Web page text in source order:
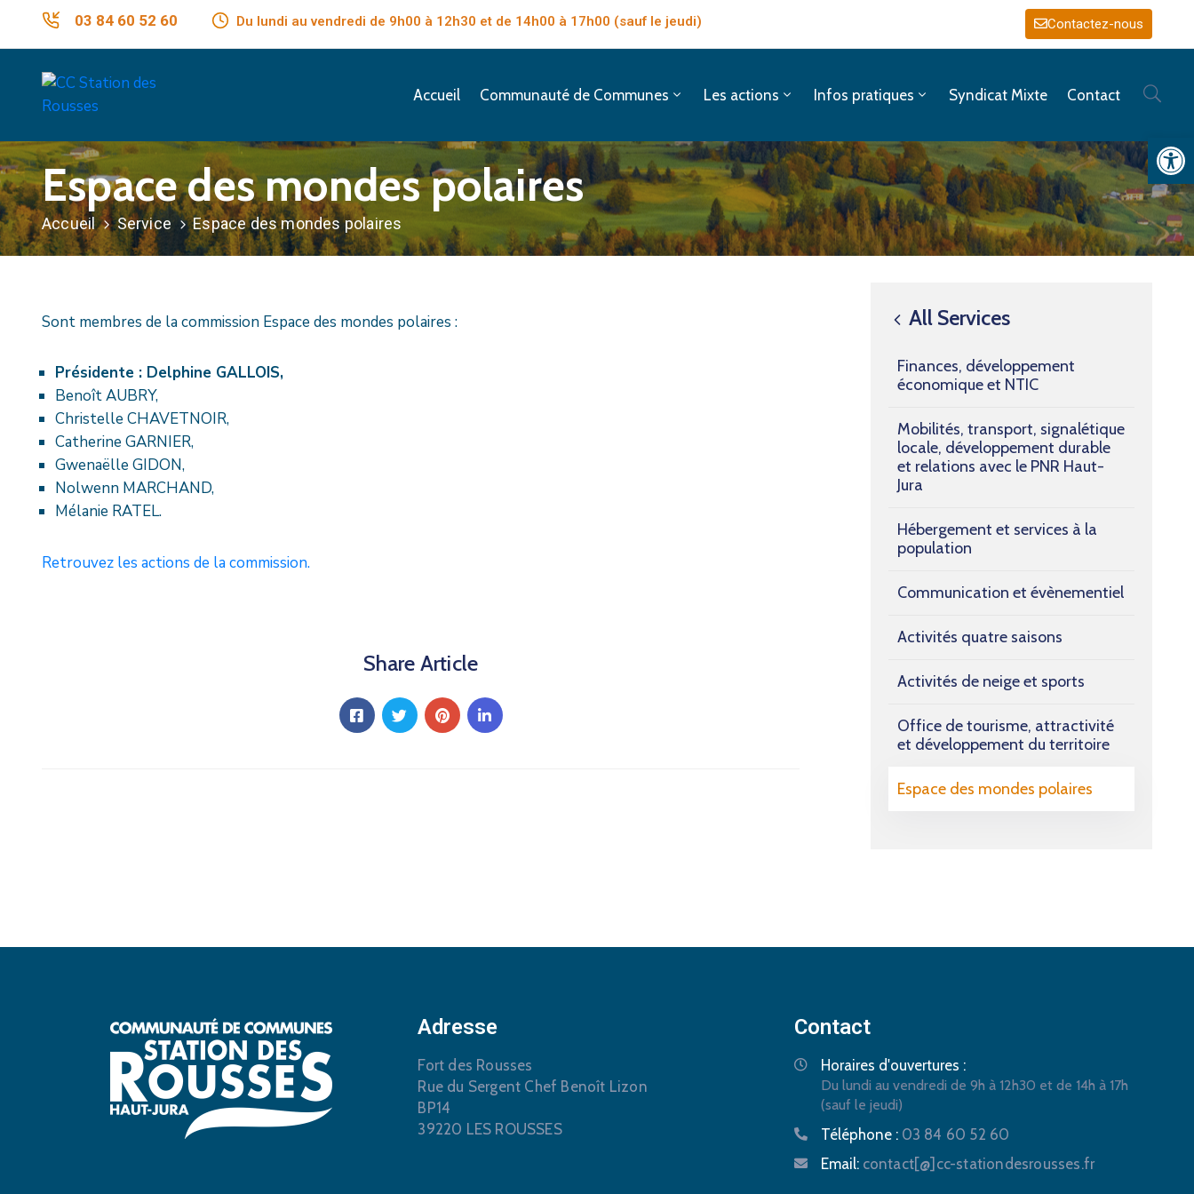
03 84 60 52 60 Du lundi au vendredi de 9h00 à 12h30 et de 14h00 à 17h00 (sauf le jeudi) Contactez-nous
Accueil Communauté de Communes Les actions Infos pratiques Syndicat Mixte Contact
Espace des mondes polaires
Accueil Service Espace des mondes polaires
Sont membres de la commission Espace des mondes polaires :
Présidente : Delphine GALLOIS,
Benoît AUBRY,
Christelle CHAVETNOIR,
Catherine GARNIER,
Gwenaëlle GIDON,
Nolwenn MARCHAND,
Mélanie RATEL.
Retrouvez les actions de la commission.
Share Article
All Services
Finances, développement
économique et NTIC
Mobilités, transport, signalétique
locale, développement durable
et relations avec le PNR Haut-
Jura
Hébergement et services à la
population
Communication et évènementiel
Activités quatre saisons
Activités de neige et sports
Office de tourisme, attractivité
et développement du territoire
Espace des mondes polaires
Adresse
Fort des Rousses
Rue du Sergent Chef Benoît Lizon
BP14
39220 LES ROUSSES
Contact
Horaires d'ouvertures :
Du lundi au vendredi de 9h à 12h30 et de 14h à 17h
(sauf le jeudi)
Téléphone : 03 84 60 52 60
Email: contact[@]cc-stationdesrousses.fr